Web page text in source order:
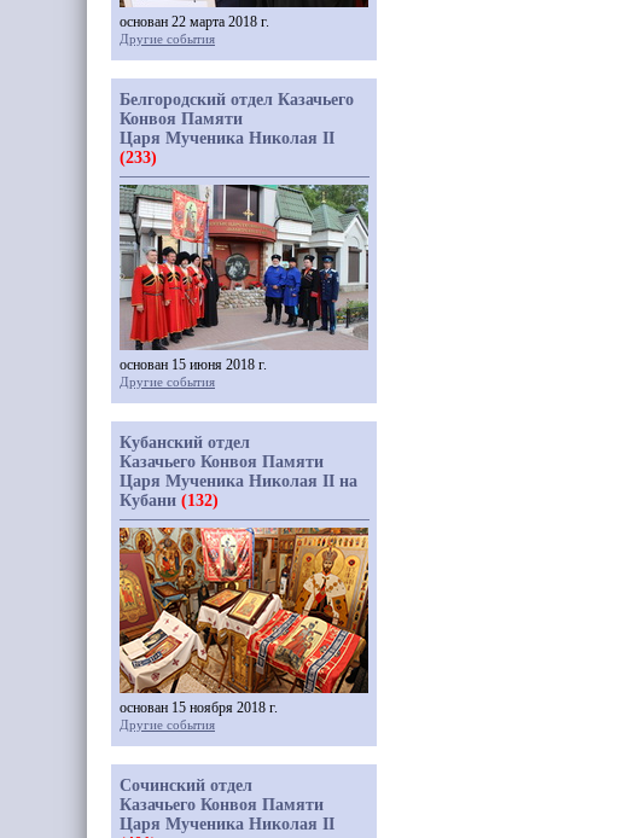
основан 22 марта 2018 г.
Другие события
Белгородский отдел Казачьего
Конвоя Памяти
Царя Мученика Николая II
(233)
основан 15 июня 2018 г.
Другие события
Кубанский отдел
Казачьего Конвоя Памяти
Царя Мученика Николая II на
Кубани (132)
основан 15 ноября 2018 г.
Другие события
Сочинский отдел
Казачьего Конвоя Памяти
Царя Мученика Николая II